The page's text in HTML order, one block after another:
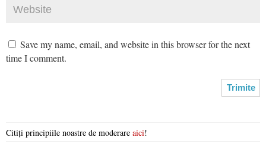
Save my name, email, and website in this browser for the next
time I comment.
Citiți principiile noastre de moderare aici!